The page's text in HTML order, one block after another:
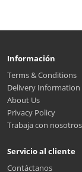
Información
Terms & Conditions
Delivery Information
About Us
Privacy Policy
Trabaja con nosotros
Servicio al cliente
Contáctanos